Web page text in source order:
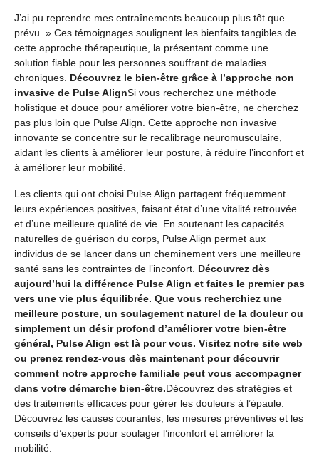
J’ai pu reprendre mes entraînements beaucoup plus tôt que
prévu. » Ces témoignages soulignent les bienfaits tangibles de
cette approche thérapeutique, la présentant comme une
solution fiable pour les personnes souffrant de maladies
chroniques. Découvrez le bien-être grâce à l’approche non
invasive de Pulse AlignSi vous recherchez une méthode
holistique et douce pour améliorer votre bien-être, ne cherchez
pas plus loin que Pulse Align. Cette approche non invasive
innovante se concentre sur le recalibrage neuromusculaire,
aidant les clients à améliorer leur posture, à réduire l’inconfort et
à améliorer leur mobilité.
Les clients qui ont choisi Pulse Align partagent fréquemment
leurs expériences positives, faisant état d’une vitalité retrouvée
et d’une meilleure qualité de vie. En soutenant les capacités
naturelles de guérison du corps, Pulse Align permet aux
individus de se lancer dans un cheminement vers une meilleure
santé sans les contraintes de l’inconfort. Découvrez dès
aujourd’hui la différence Pulse Align et faites le premier pas
vers une vie plus équilibrée. Que vous recherchiez une
meilleure posture, un soulagement naturel de la douleur ou
simplement un désir profond d’améliorer votre bien-être
général, Pulse Align est là pour vous. Visitez notre site web
ou prenez rendez-vous dès maintenant pour découvrir
comment notre approche familiale peut vous accompagner
dans votre démarche bien-être.Découvrez des stratégies et
des traitements efficaces pour gérer les douleurs à l’épaule.
Découvrez les causes courantes, les mesures préventives et les
conseils d’experts pour soulager l’inconfort et améliorer la
mobilité.